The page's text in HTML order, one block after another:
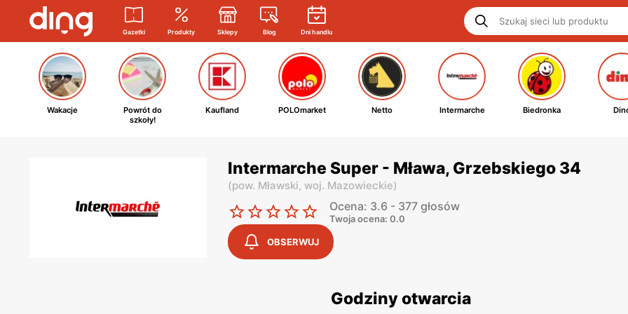
Gazetki Produkty Sklepy Blog Dni handlu
Wakacje
Powrót do
szkoły!
Kaufland POLOmarket Netto Intermarche Biedronka
Intermarche Super - Mława, Grzebskiego 34
(pow. Mławski, woj. Mazowieckie)
Ocena: 3.6 - 377 głosów
Twoja ocena: 0.0
OBSERWUJ
Godziny otwarcia